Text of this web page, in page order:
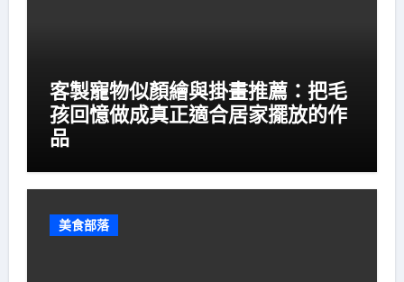
客製寵物似顏繪與掛畫推薦：把毛
孩回憶做成真正適合居家擺放的作
品
美食部落